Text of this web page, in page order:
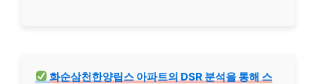
화순삼천한양립스 아파트의 DSR 분석을 통해 스